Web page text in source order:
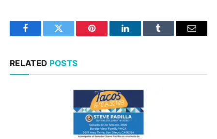
FacebookTwitter Pinterest LinkedInTumblr Email
RELATED POSTS